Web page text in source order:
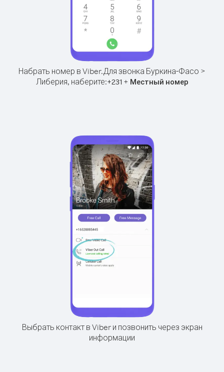
Набрать номер в Viber.Для звонка Буркина-Фасо >
Либерия, наберите:+231+ Местный номер
Выбрать контакт в Viber и позвонить через экран
информации